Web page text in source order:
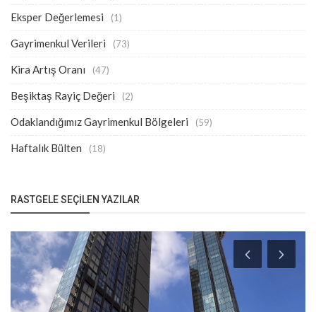
Eksper Değerlemesi (1)
Gayrimenkul Verileri (73)
Kira Artış Oranı (47)
Beşiktaş Rayiç Değeri (2)
Odaklandığımız Gayrimenkul Bölgeleri (59)
Haftalık Bülten (18)
RASTGELE SEÇILEN YAZILAR